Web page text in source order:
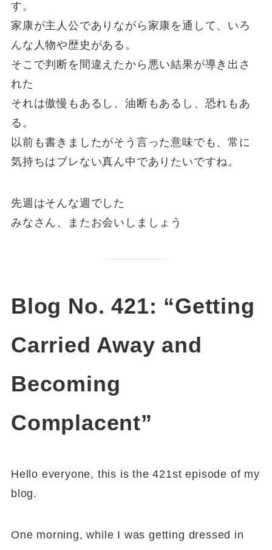
す。
家康が主人公でありながら家康を通して、いろ
んな人物や歴史がある。
そこで判断を間違えたから悪い結果が導き出さ
れた
それは傲慢もあるし、油断もあるし、恐れもあ
る。
以前も書きましたがそう言った意味でも、常に
気持ちはブレない真ん中でありたいですね。
先週はそんな週でした
みなさん、またお会いしましょう
Blog No. 421: “Getting
Carried Away and
Becoming
Complacent”
Hello everyone, this is the 421st episode of my
blog.
One morning, while I was getting dressed in